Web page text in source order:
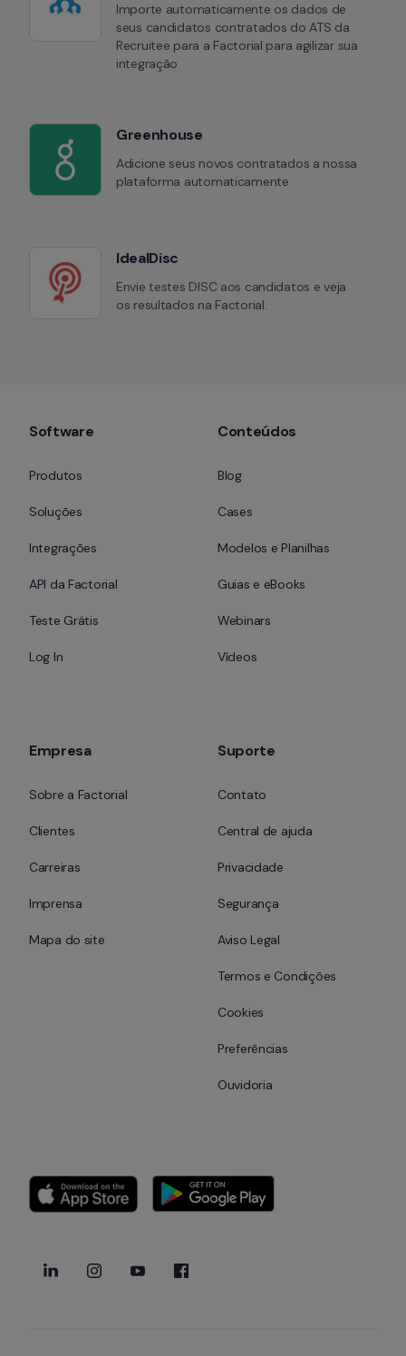
Importe automaticamente os dados de
seus candidatos contratados do ATS da
Recruitee para a Factorial para agilizar sua
integração
Greenhouse
Adicione seus novos contratados a nossa
plataforma automaticamente
IdealDisc
Envie testes DISC aos candidatos e veja
os resultados na Factorial.
Software
Produtos
Soluções
Integrações
API da Factorial
Teste Grátis
Log In
Conteúdos
Blog
Cases
Modelos e Planilhas
Guias e eBooks
Webinars
Vídeos
Empresa
Sobre a Factorial
Clientes
Carreiras
Imprensa
Mapa do site
Suporte
Contato
Central de ajuda
Privacidade
Segurança
Aviso Legal
Termos e Condições
Cookies
Preferências
Ouvidoria